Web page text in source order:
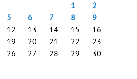
1
2
5 6 7 8
9
12 13 14 15
16
19 20 21 22
23
26 27 28 29
30